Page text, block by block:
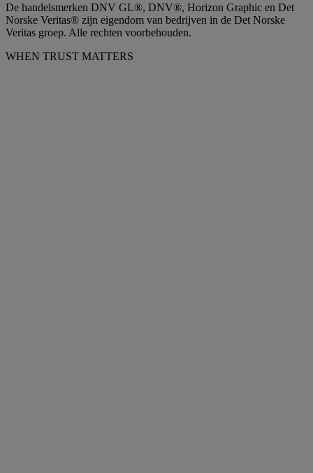
De handelsmerken DNV GL®, DNV®, Horizon Graphic en Det
Norske Veritas® zijn eigendom van bedrijven in de Det Norske
Veritas groep. Alle rechten voorbehouden.
WHEN TRUST MATTERS